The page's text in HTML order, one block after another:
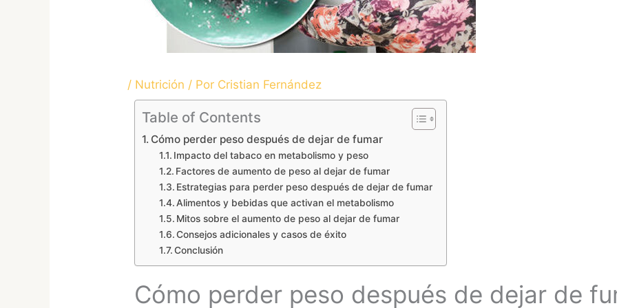
/ Nutrición / Por Cristian Fernández
Table of Contents
Cómo perder peso después de dejar de fumar
Impacto del tabaco en metabolismo y peso
Factores de aumento de peso al dejar de fumar
Estrategias para perder peso después de dejar de fumar
Alimentos y bebidas que activan el metabolismo
Mitos sobre el aumento de peso al dejar de fumar
Consejos adicionales y casos de éxito
Conclusión
Cómo perder peso después de dejar de